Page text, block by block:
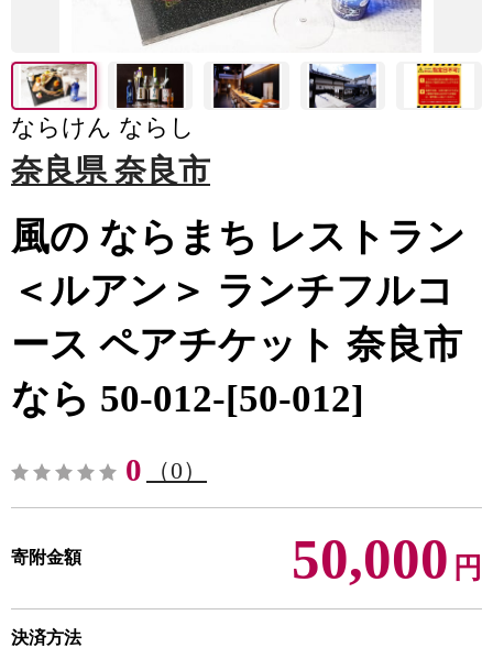
ならけん ならし
奈良県 奈良市
風の ならまち レストラン
＜ルアン＞ ランチフルコ
ース ペアチケット 奈良市
なら 50-012-[50-012]
0 （0）
寄附金額 50,000 円
決済方法